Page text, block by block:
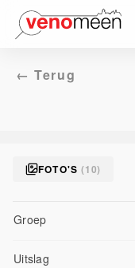
← Terug
FOTO'S (10)
Groep
Uitslag